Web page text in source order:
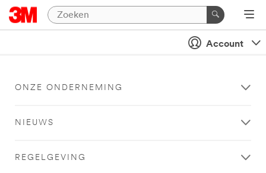
Account
ONZE ONDERNEMING
NIEUWS
REGELGEVING